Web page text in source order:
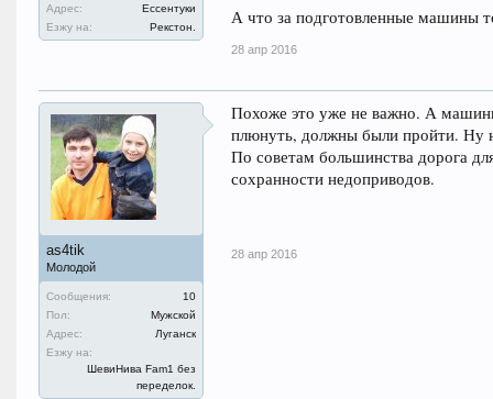
Адрес:
Ессентуки
Езжу на:
Рекстон.
Может кто (есть чем) поделиться.
Или пошлите в другую ветку, если не
А что за подготовленные машины
28 апр 2016
as4tik
Молодой
Сообщения:
10
Пол:
Мужской
Адрес:
Луганск
Езжу на:
ШевиНива Fam1 без
переделок.
Похоже это уже не важно. А
плюнуть, должны были пройти. Ну
По советам большинства дорога
сохранности недоприводов.
28 апр 2016